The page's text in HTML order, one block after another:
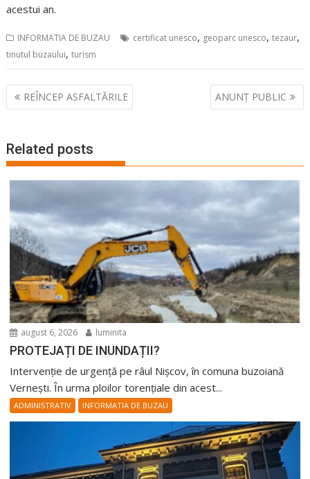
acestui an.
INFORMATIA DE BUZAU certificat unesco, geoparc unesco,tezaur,
tinutul buzaului,turism
Navigare
în
REÎNCEP ASFALTĂRILE ANUNȚ PUBLIC
Related posts
august 6, 2026 luminita
PROTEJAȚI DE INUNDAȚII?
Intervenție de urgență pe râul Nișcov, în comuna buzoiană
Vernești. În urma ploilor torențiale din acest...
ADMINISTRATIV INFORMATIA DE BUZAU